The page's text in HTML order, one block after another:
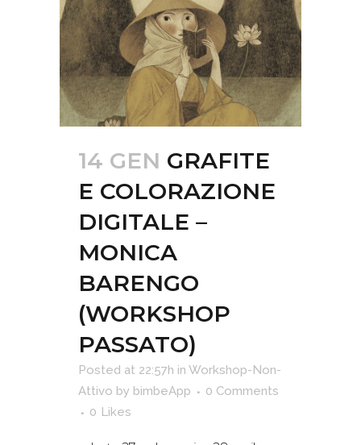
14 GEN GRAFITE
E COLORAZIONE
DIGITALE –
MONICA
BARENGO
(WORKSHOP
PASSATO)
Posted at 22:57h in Workshop-Non-
Attivo by bimbeApp
0 Comments
0 Likes